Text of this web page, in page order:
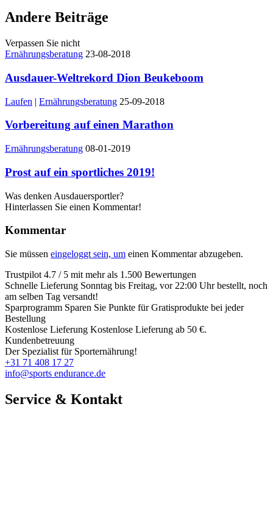
Produktseite
ausgewählt
Andere Beiträge
Verpassen Sie nicht
Ernährungsberatung 23-08-2018
Ausdauer-Weltrekord Dion Beukeboom
Laufen | Ernährungsberatung 25-09-2018
Vorbereitung auf einen Marathon
Ernährungsberatung 08-01-2019
Prost auf ein sportliches 2019!
Was denken Ausdauersportler?
Hinterlassen Sie einen Kommentar!
Kommentar
Sie müssen eingeloggt sein, um einen Kommentar abzugeben.
Trustpilot 4.7 / 5 mit mehr als 1.500 Bewertungen
Schnelle Lieferung Sonntag bis Freitag, vor 22:00 Uhr bestellt, noch
am selben Tag versandt!
Sparprogramm Sparen Sie Punkte für Gratisprodukte bei jeder
Bestellung
Kostenlose Lieferung Kostenlose Lieferung ab 50 €.
Kundenbetreuung
Der Spezialist für Sporternährung!
+31 71 408 17 27
info@sports endurance.de
Service & Kontakt